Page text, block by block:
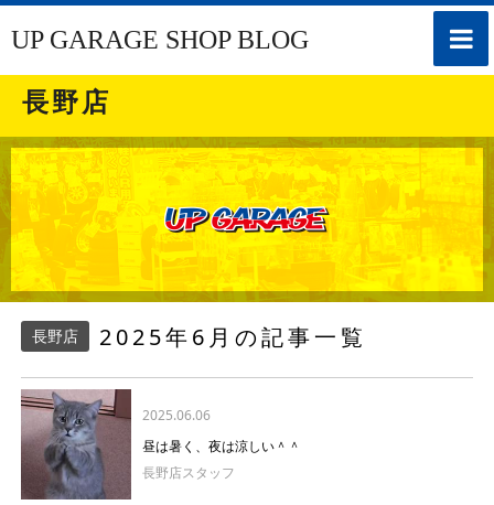
toggle
UP GARAGE SHOP BLOG
長野店
長野店 2025年6月の記事一覧
2025.06.06
昼は暑く、夜は涼しい＾＾
長野店スタッフ